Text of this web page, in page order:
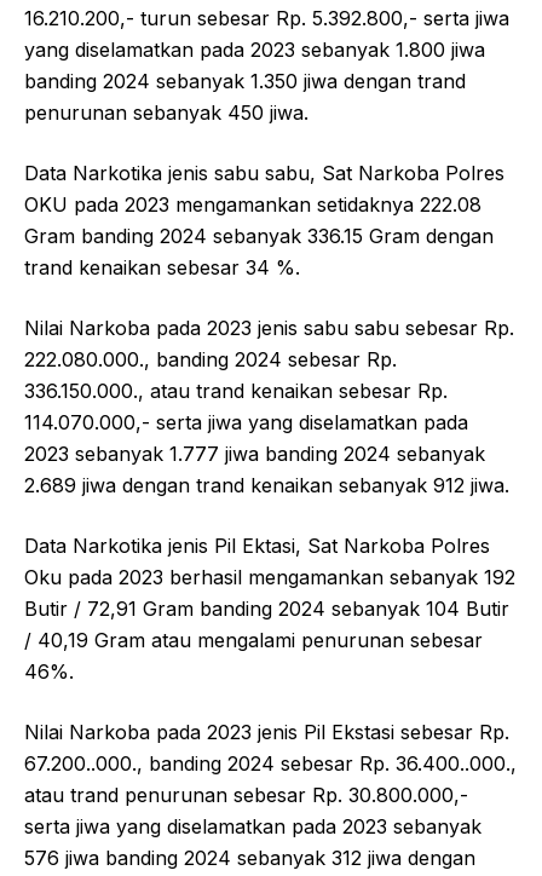
16.210.200,- turun sebesar Rp. 5.392.800,- serta jiwa
yang diselamatkan pada 2023 sebanyak 1.800 jiwa
banding 2024 sebanyak 1.350 jiwa dengan trand
penurunan sebanyak 450 jiwa.
Data Narkotika jenis sabu sabu, Sat Narkoba Polres
OKU pada 2023 mengamankan setidaknya 222.08
Gram banding 2024 sebanyak 336.15 Gram dengan
trand kenaikan sebesar 34 %.
Nilai Narkoba pada 2023 jenis sabu sabu sebesar Rp.
222.080.000., banding 2024 sebesar Rp.
336.150.000., atau trand kenaikan sebesar Rp.
114.070.000,- serta jiwa yang diselamatkan pada
2023 sebanyak 1.777 jiwa banding 2024 sebanyak
2.689 jiwa dengan trand kenaikan sebanyak 912 jiwa.
Data Narkotika jenis Pil Ektasi, Sat Narkoba Polres
Oku pada 2023 berhasil mengamankan sebanyak 192
Butir / 72,91 Gram banding 2024 sebanyak 104 Butir
/ 40,19 Gram atau mengalami penurunan sebesar
46%.
Nilai Narkoba pada 2023 jenis Pil Ekstasi sebesar Rp.
67.200..000., banding 2024 sebesar Rp. 36.400..000.,
atau trand penurunan sebesar Rp. 30.800.000,-
serta jiwa yang diselamatkan pada 2023 sebanyak
576 jiwa banding 2024 sebanyak 312 jiwa dengan